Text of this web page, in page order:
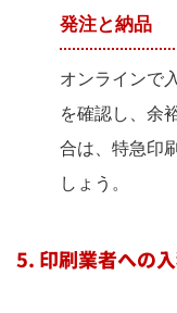
発注と納品
オンラインで
を確認し、余
合は、特急印
しょう。
5. 印刷業者への